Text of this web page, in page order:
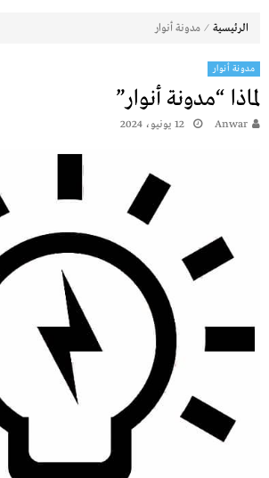
الرئيسية ⁄ مدونة أنوار
مدونة أنوار
لماذا “مدونة أنوار”
Anwar 12 يونيو، 2024